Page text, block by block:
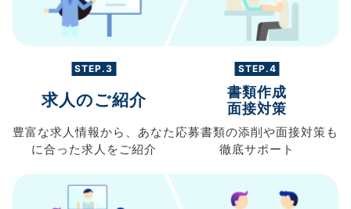
STEP.3
求人のご紹介
豊富な求人情報から、 あなた
に合った求人を ご紹介
STEP.4
書類作成
面接対策
応募書類の添削や面接対策も
徹底サポート